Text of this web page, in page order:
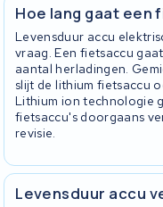
Hoe lang gaat een
Levensduur accu
vraag. Een fietsaccu
aantal herladingen.
slijt de lithium fietsaccu
Lithium ion technologie
fietsaccu's doorgaans
revisie.
Levensduur accu